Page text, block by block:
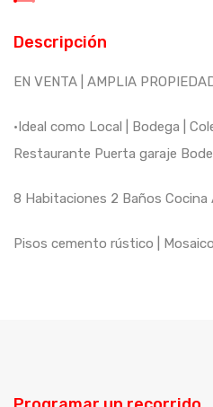
Descripción
EN VENTA | AMPLIA
•Ideal como Local | Bodega |
Restaurante Puerta garaje
8 Habitaciones 2 Baños
Pisos cemento rústico |